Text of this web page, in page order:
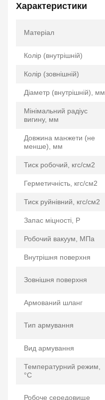
Характеристики
Матеріал
Колір (внутрішній)
Колір (зовнішній)
Діаметр (внутрішній), мм
Мінімальний радіус
вигину, мм
Довжина манжети (не
менше), мм
Тиск робочий, кгс/см2
Герметичність, кгс/см2
Тиск руйнівний, кгс/см2
Запас міцності, P
Робочий вакуум, МПа
Внутрішня поверхня
Зовнішня поверхня
Армований шланг
Тип армування
Вид армування
Температурний режим,
°C
Робоче середовище